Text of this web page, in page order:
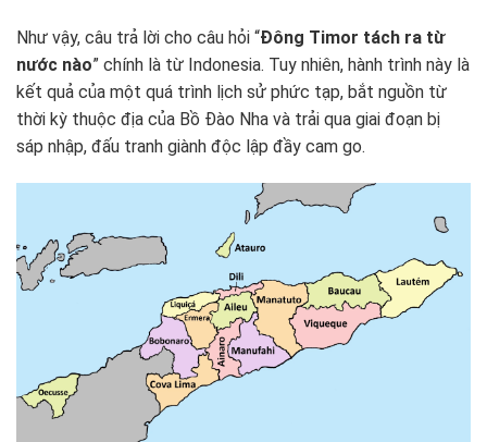
Như vậy, câu trả lời cho câu hỏi “Đông Timor tách ra từ
nước nào” chính là từ Indonesia. Tuy nhiên, hành trình này là
kết quả của một quá trình lịch sử phức tạp, bắt nguồn từ
thời kỳ thuộc địa của Bồ Đào Nha và trải qua giai đoạn bị
sáp nhập, đấu tranh giành độc lập đầy cam go.